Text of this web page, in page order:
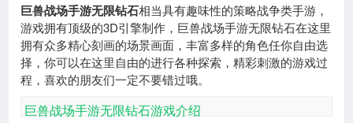
巨兽战场手游无限钻石相当具有趣味性的策略战争类手游，
游戏拥有顶级的3D引擎制作，巨兽战场手游无限钻石在这里
拥有众多精心刻画的场景画面，丰富多样的角色任你自由选
择，你可以在这里自由的进行各种探索，精彩刺激的游戏过
程，喜欢的朋友们一定不要错过哦。
巨兽战场手游无限钻石游戏介绍